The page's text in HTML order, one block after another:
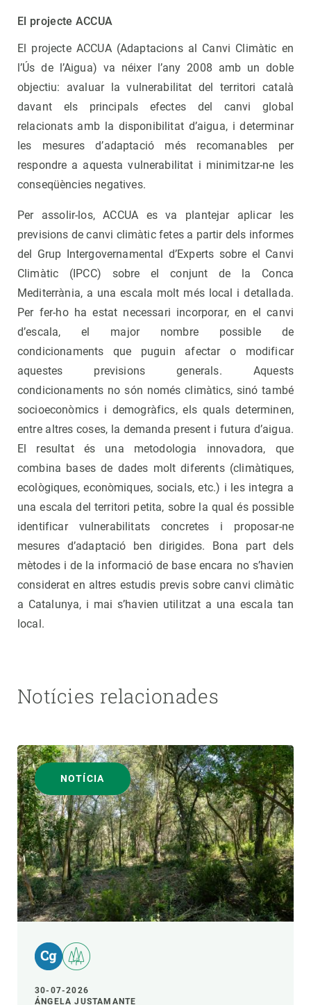
El projecte ACCUA
El projecte ACCUA (Adaptacions al Canvi Climàtic en
l’Ús de l’Aigua) va néixer l’any 2008 amb un doble
objectiu: avaluar la vulnerabilitat del territori català
davant els principals efectes del canvi global
relacionats amb la disponibilitat d’aigua, i determinar
les mesures d’adaptació més recomanables per
respondre a aquesta vulnerabilitat i minimitzar-ne les
conseqüències negatives.
Per assolir-los, ACCUA es va plantejar aplicar les
previsions de canvi climàtic fetes a partir dels informes
del Grup Intergovernamental d’Experts sobre el Canvi
Climàtic (IPCC) sobre el conjunt de la Conca
Mediterrània, a una escala molt més local i detallada.
Per fer-ho ha estat necessari incorporar, en el canvi
d’escala, el major nombre possible de
condicionaments que puguin afectar o modificar
aquestes previsions generals. Aquests
condicionaments no són només climàtics, sinó també
socioeconòmics i demogràfics, els quals determinen,
entre altres coses, la demanda present i futura d’aigua.
El resultat és una metodologia innovadora, que
combina bases de dades molt diferents (climàtiques,
ecològiques, econòmiques, socials, etc.) i les integra a
una escala del territori petita, sobre la qual és possible
identificar vulnerabilitats concretes i proposar-ne
mesures d’adaptació ben dirigides. Bona part dels
mètodes i de la informació de base encara no s’havien
considerat en altres estudis previs sobre canvi climàtic
a Catalunya, i mai s’havien utilitzat a una escala tan
local.
Notícies relacionades
NOTÍCIA
30-07-2026
ÁNGELA JUSTAMANTE